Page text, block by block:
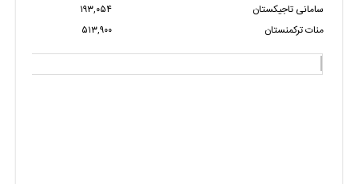
سامانی تاجیکستان
۱۹۳,۰۵۴
منات ترکمنستان
۵۱۳,۹۰۰